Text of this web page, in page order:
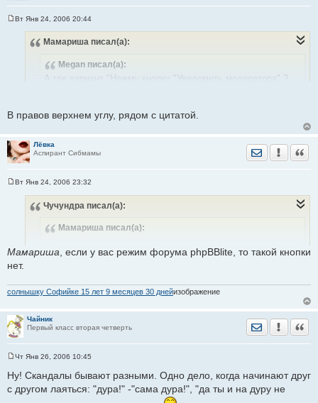
Вт Янв 24, 2006 20:44
Мамариша писал(а):
Megan писал(а):
А где вариант "Нажму кнопку "Уведомить модератора" ?
А где сама кнопка? Так, на всякий случай
В правов верхнем углу, рядом с цитатой.
Лёвка
Аспирант Сибмамы
Отправить
и
е
Вт Янв 24, 2006 23:32
Чучундра писал(а):
Мамариша писал(а):
Meganписал(а):
А где сама кнопка? Так, на всякий случай
В правов верхнем углу, рядом с цитатой.
Мамариша , если у вас режим форума phpBBlite, то такой кнопки
нет.
солнышку Софийке 15 лет 9 месяцев 30 днейизображение
Чайник
Первый класс вторая четверть
Отправить
о
б
щ
Чт Янв 26, 2006 10:45
Ну! Скандалы бывают разными. Одно дело, когда начинают друг
с другом лаяться: "дура!" -"сама дура!", "да ты и на дуру не